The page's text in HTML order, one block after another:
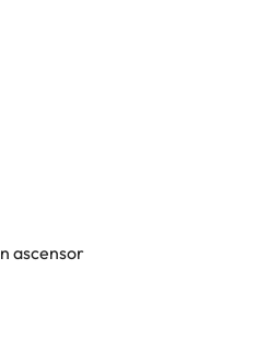
ascensor